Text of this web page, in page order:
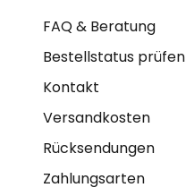
FAQ & Beratung
Bestellstatus prüfen
Kontakt
Versandkosten
Rücksendungen
Zahlungsarten